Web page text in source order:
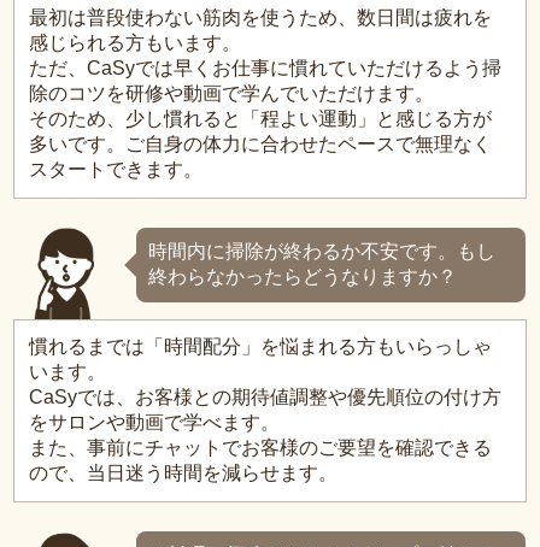
最初は普段使わない筋肉を使うため、数日間は疲れを
感じられる方もいます。
ただ、CaSyでは早くお仕事に慣れていただけるよう掃
除のコツを研修や動画で学んでいただけます。
そのため、少し慣れると「程よい運動」と感じる方が
多いです。ご自身の体力に合わせたペースで無理なく
スタートできます。
時間内に掃除が終わるか不安です。もし
終わらなかったらどうなりますか？
慣れるまでは「時間配分」を悩まれる方もいらっしゃ
います。
CaSyでは、お客様との期待値調整や優先順位の付け方
をサロンや動画で学べます。
また、事前にチャットでお客様のご要望を確認できる
ので、当日迷う時間を減らせます。